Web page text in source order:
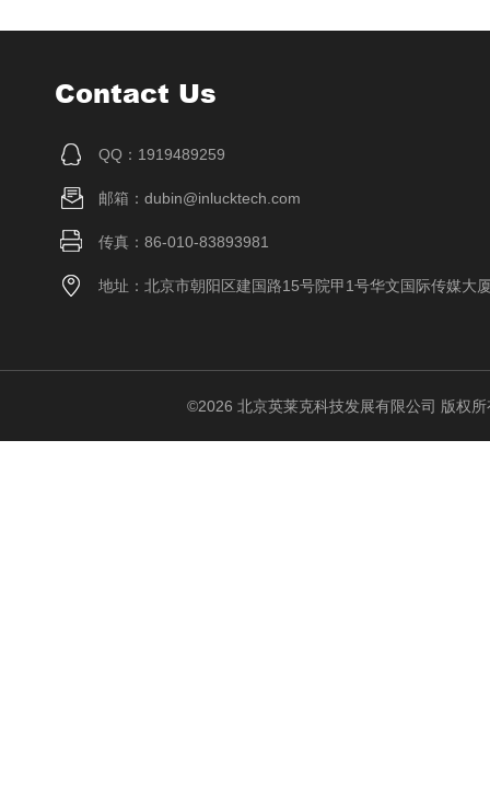
Contact Us
QQ：1919489259
邮箱：dubin@inlucktech.com
传真：86-010-83893981
地址：北京市朝阳区建国路15号院甲1号华文国际传媒大
©2026 北京英莱克科技发展有限公司 版